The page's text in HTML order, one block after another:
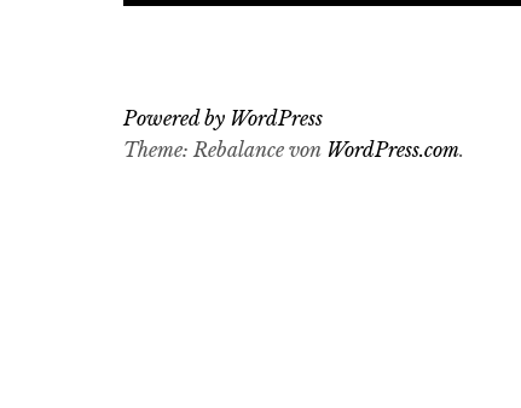
Powered by WordPress
Theme: Rebalance von WordPress.com.